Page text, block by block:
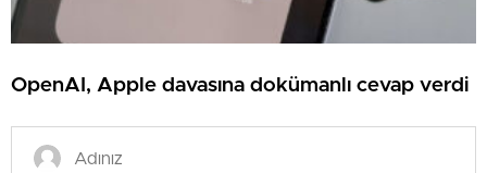
OpenAI, Apple davasına dokümanlı cevap verdi